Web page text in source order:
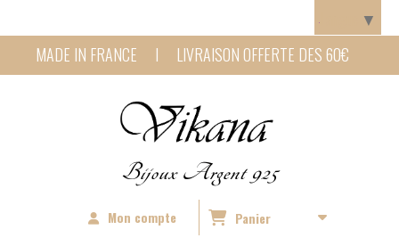
MADE IN FRANCE I LIVRAISON OFFERTE DES 60€
Bijoux Argent 925
Mon compte Panier
▼